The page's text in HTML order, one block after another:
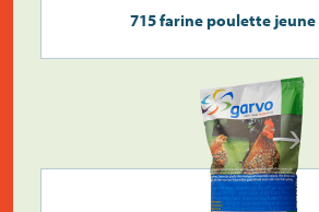
715 farine poulette jeune